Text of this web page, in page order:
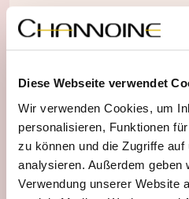
Diese Webseite verwendet
Wir verwenden Cookies, um
personalisieren, Funktionen
zu können und die Zugriffe
analysieren. Außerdem geben
Verwendung unserer Website